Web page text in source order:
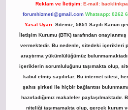
Reklam ve İletişim: E-mail:
forumhizmeti@gmail.com Whatsapp: 0262
Yasal Uyarı: Sitemiz, 5651 Sayılı Kanun
İletişim Kurumu (BTK) tarafından
vermektedir. Bu nedenle, sitedeki içerikleri
araştırma yükümlülüğümüz
içeriklerin sorumluluğunu taşımakta olup,
kabul etmiş sayılırlar. Bu internet sitesi,
şahıs şirketi ile hiçbir bağlantısı
hazırladığımız makaleler
niteliği taşımamakta olup, gerçek kurum